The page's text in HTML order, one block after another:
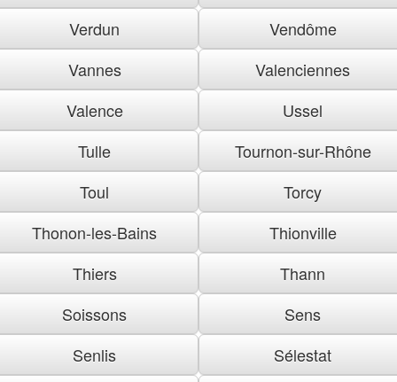
Verdun
Vendôme
Vannes
Valenciennes
Valence
Ussel
Tulle
Tournon-sur-Rhône
Toul
Torcy
Thonon-les-Bains
Thionville
Thiers
Thann
Soissons
Sens
Senlis
Sélestat